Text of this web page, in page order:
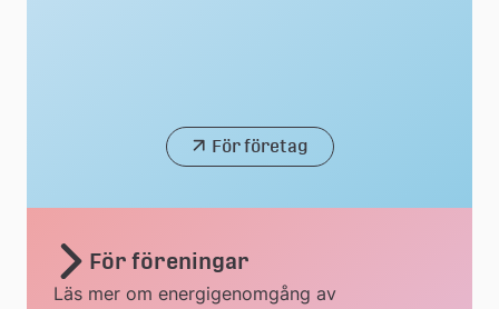
För företag
För föreningar
Läs mer om energigenomgång av